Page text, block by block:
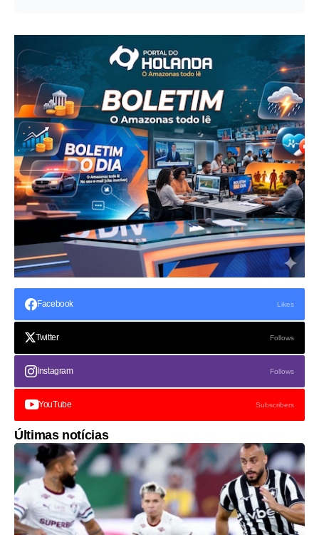
Facebook Likes
Twitter Follows
Instagram Follows
YouTube Subscribers
Últimas notícias